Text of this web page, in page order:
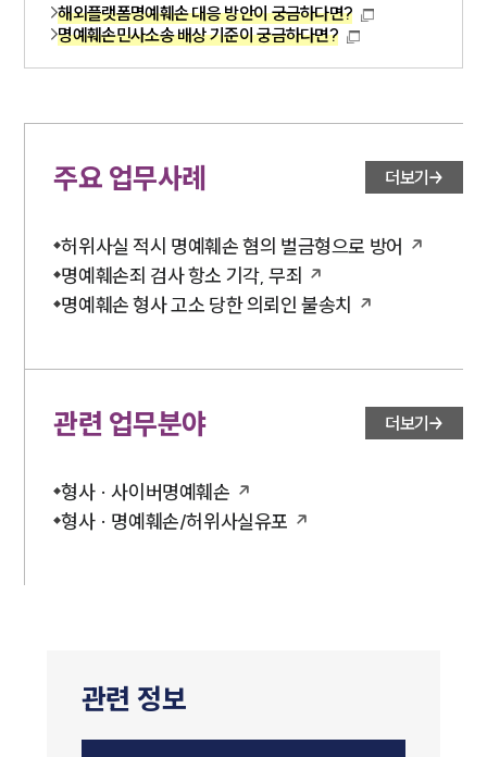
해외플랫폼명예훼손 대응 방안이 궁금하다면?
명예훼손민사소송 배상 기준이 궁금하다면?
주요 업무사례 더보기
허위사실 적시 명예훼손 혐의 벌금형으로 방어
명예훼손죄 검사 항소 기각, 무죄
명예훼손 형사 고소 당한 의뢰인 불송치
관련 업무분야 더보기
형사 · 사이버명예훼손
형사 · 명예훼손/허위사실유포
관련 정보